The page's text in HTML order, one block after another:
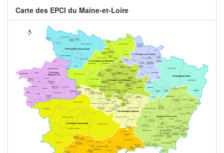
Carte des EPCI du Maine-et-Loire